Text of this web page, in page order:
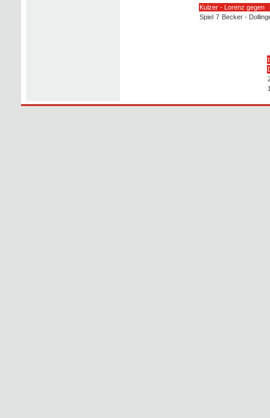
Kulzer - Lorenz gegen
Spiel 7 Becker -